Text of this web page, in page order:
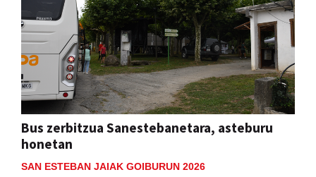
Bus zerbitzua Sanestebanetara, asteburu
honetan
SAN ESTEBAN JAIAK GOIBURUN 2026